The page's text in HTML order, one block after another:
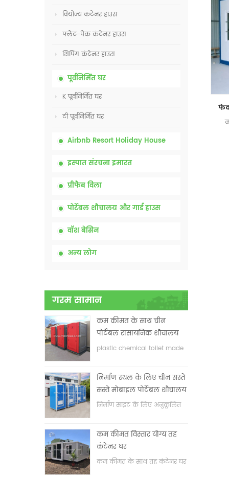
वियोज्य कंटेनर हाउस
फ्लैट-पैक कंटेनर हाउस
शिपिंग कंटेनर हाउस
पूर्वनिर्मित घर
K पूर्वनिर्मित घर
टी पूर्वनिर्मित घर
Airbnb Resort Holiday House
इस्पात संरचना इमारत
प्रीफैब विला
पोर्टेबल शौचालय और गार्ड हाउस
वॉश बेसिन
अन्य लोग
गरम सामान
कम कीमत के साथ चीन
पोर्टेबल रासायनिक शौचालय
plastic chemical toilet made
निर्माण स्थल के लिए चीन सस्ते
सस्ते मोबाइल पोर्टेबल शौचालय
निर्माण साइट के लिए अनुकूलित
कम कीमत विस्तार योग्य तह
कंटेनर घर
कम कीमत के साथ तह कंटेनर घर